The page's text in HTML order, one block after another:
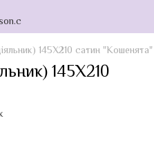
145Х210 сатин "Кошенята"
145Х210